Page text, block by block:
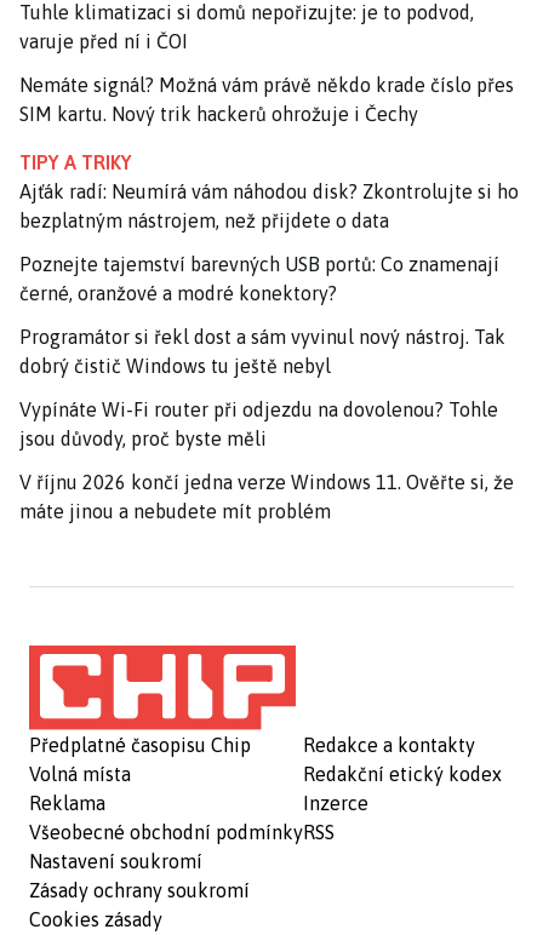
Tuhle klimatizaci si domů nepořizujte: je to podvod,
varuje před ní i ČOI
Nemáte signál? Možná vám právě někdo krade číslo přes
SIM kartu. Nový trik hackerů ohrožuje i Čechy
TIPY A TRIKY
Ajťák radí: Neumírá vám náhodou disk? Zkontrolujte si ho
bezplatným nástrojem, než přijdete o data
Poznejte tajemství barevných USB portů: Co znamenají
černé, oranžové a modré konektory?
Programátor si řekl dost a sám vyvinul nový nástroj. Tak
dobrý čistič Windows tu ještě nebyl
Vypínáte Wi-Fi router při odjezdu na dovolenou? Tohle
jsou důvody, proč byste měli
V říjnu 2026 končí jedna verze Windows 11. Ověřte si, že
máte jinou a nebudete mít problém
Předplatné časopisu Chip
Volná místa
Reklama
Všeobecné obchodní podmínky
Nastavení soukromí
Zásady ochrany soukromí
Cookies zásady
Redakce a kontakty
Redakční etický kodex
Inzerce
RSS